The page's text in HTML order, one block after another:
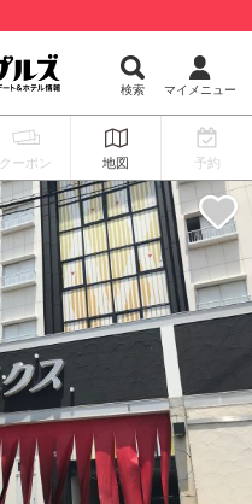
検索 マイメニュー
クーポン 地図 予約